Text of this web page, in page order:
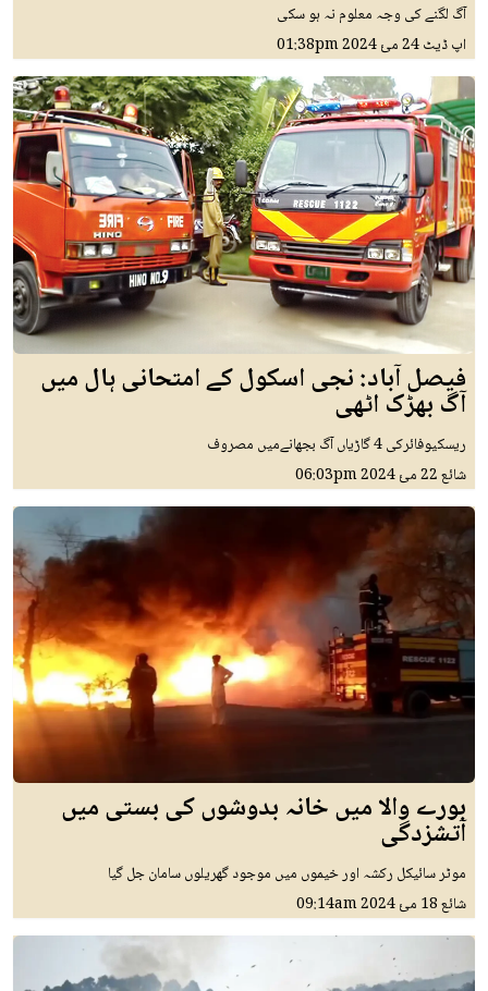
آگ لگنے کی وجہ معلوم نہ ہو سکی
اپ ڈیٹ24 مئ 2024 01:38pm
فیصل آباد: نجی اسکول کے امتحانی ہال میں
آگ بھڑک اٹھی
ریسکیوفائرکی 4 گاڑیاں آگ بجھانےمیں مصروف
شائع22 مئ 2024 06:03pm
بورے والا میں خانہ بدوشوں کی بستی میں
آتشزدگی
موٹر سائیکل رکشہ اور خیموں میں موجود گھریلوں سامان جل گیا
شائع18 مئ 2024 09:14am